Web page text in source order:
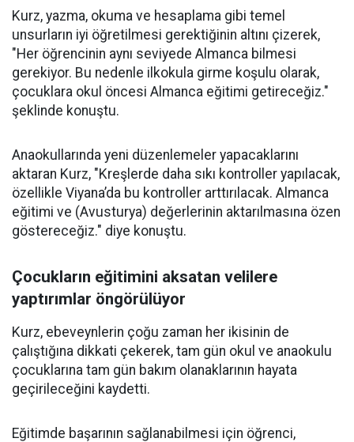
Kurz, yazma, okuma ve hesaplama gibi temel
unsurların iyi öğretilmesi gerektiğinin altını çizerek,
"Her öğrencinin aynı seviyede Almanca bilmesi
gerekiyor. Bu nedenle ilkokula girme koşulu olarak,
çocuklara okul öncesi Almanca eğitimi getireceğiz."
şeklinde konuştu.
Anaokullarında yeni düzenlemeler yapacaklarını
aktaran Kurz, "Kreşlerde daha sıkı kontroller yapılacak,
özellikle Viyana’da bu kontroller arttırılacak. Almanca
eğitimi ve (Avusturya) değerlerinin aktarılmasına özen
göstereceğiz." diye konuştu.
Çocukların eğitimini aksatan velilere
yaptırımlar öngörülüyor
Kurz, ebeveynlerin çoğu zaman her ikisinin de
çalıştığına dikkati çekerek, tam gün okul ve anaokulu
çocuklarına tam gün bakım olanaklarının hayata
geçirileceğini kaydetti.
Eğitimde başarının sağlanabilmesi için öğrenci,